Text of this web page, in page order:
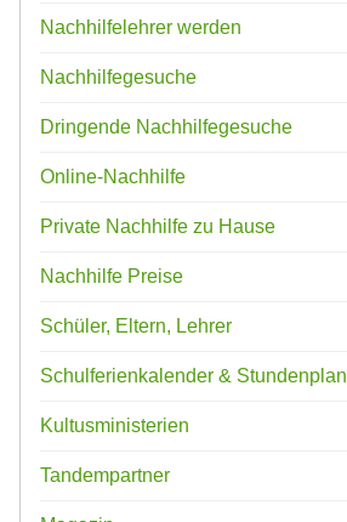
Nachhilfelehrer werden
Nachhilfegesuche
Dringende Nachhilfegesuche
Online-Nachhilfe
Private Nachhilfe zu Hause
Nachhilfe Preise
Schüler, Eltern, Lehrer
Schulferienkalender & Stundenplan
Kultusministerien
Tandempartner